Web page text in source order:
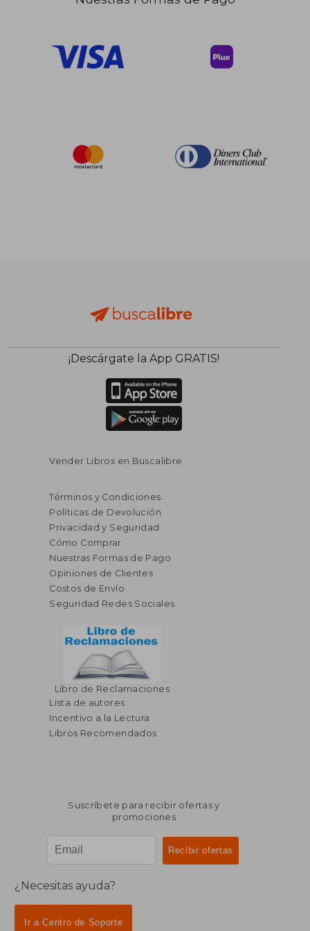
45%
$ 62.88
¡Descárgate la App GRATIS!
Vender Libros en Buscalibre
Términos y Condiciones
Políticas de Devolución
Privacidad y Seguridad
Cómo Comprar
Nuestras Formas de Pago
Opiniones de Clientes
Costos de Envío
Seguridad Redes Sociales
Libro de Reclamaciones
Lista de autores
Incentivo a la Lectura
Libros Recomendados
Suscríbete para recibir ofertas y
promociones
¿Necesitas ayuda?
Ir a Centro de Soporte